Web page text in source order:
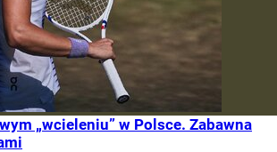
„wcieleniu” w Polsce. Zabawna